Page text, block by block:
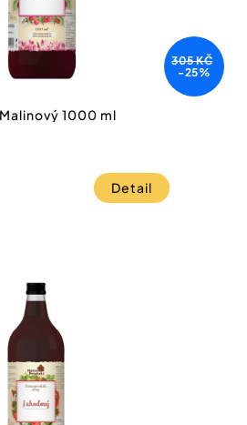
305 KČ
-25%
1000 ml
Detail